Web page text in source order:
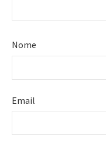
Nome
Email